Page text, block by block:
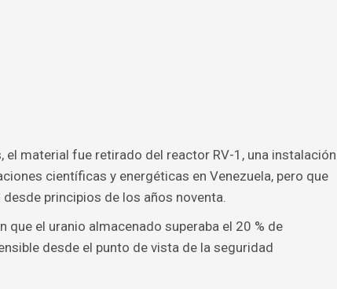
material fue retirado del reactor RV-1, una instalación
científicas y energéticas en Venezuela, pero que
principios de los años noventa.
el uranio almacenado superaba el 20 % de
desde el punto de vista de la seguridad